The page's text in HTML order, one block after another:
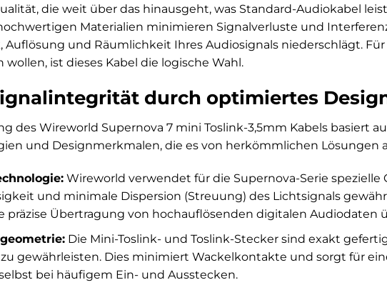
die weit über das hinausgeht, was Standard-Audiokabel
Materialien minimieren Signalverluste und
Auflösung und Räumlichkeit Ihres Audiosignals niederschlägt.
ist dieses Kabel die logische Wahl.
durch optimiertes
des Wireworld Supernova 7 mini Toslink-3,5mm Kabels basiert
und Designmerkmalen, die es von herkömmlichen Lösungen
Wireworld verwendet für die Supernova-Serie spezielle
und minimale Dispersion (Streuung) des Lichtsignals
präzise Übertragung von hochauflösenden digitalen Audiodaten
Die Mini-Toslink- und Toslink-Stecker sind exakt
gewährleisten. Dies minimiert Wackelkontakte und sorgt für
bei häufigem Ein- und Ausstecken.